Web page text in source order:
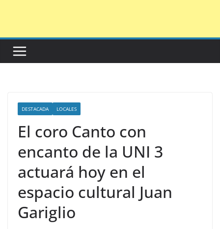
DESTACADA LOCALES
El coro Canto con
encanto de la UNI 3
actuará hoy en el
espacio cultural Juan
Gariglio